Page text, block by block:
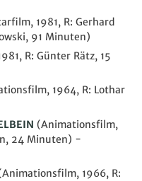
1981, R: Gerhard
91 Minuten)
R: Günter Rätz, 15
1964, R: Lothar
(Animationsfilm,
24 Minuten) -
1966, R: